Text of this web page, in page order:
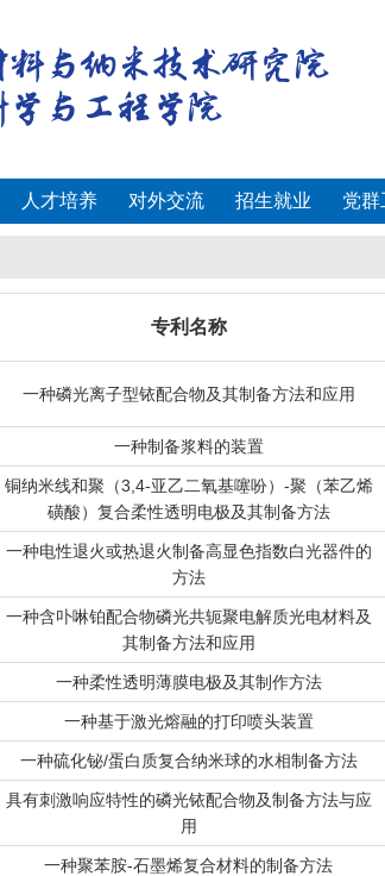
人才培养 对外交流 招生就业 党群
专利名称
一种磷光离子型铱配合物及其制备方法和应用
一种制备浆料的装置
铜纳米线和聚（3,4-亚乙二氧基噻吩）-聚（苯乙烯
磺酸）复合柔性透明电极及其制备方法
一种电性退火或热退火制备高显色指数白光器件的
方法
一种含卟啉铂配合物磷光共轭聚电解质光电材料及
其制备方法和应用
一种柔性透明薄膜电极及其制作方法
一种基于激光熔融的打印喷头装置
一种硫化铋/蛋白质复合纳米球的水相制备方法
具有刺激响应特性的磷光铱配合物及制备方法与应
用
一种聚苯胺-石墨烯复合材料的制备方法